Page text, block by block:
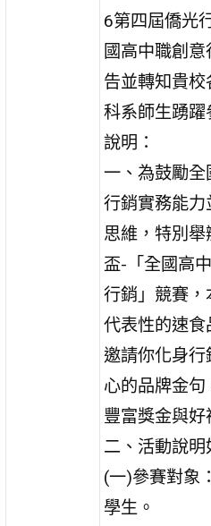
6第四屆僑光
國高中職創
告並轉知貴校
科系師生踴躍
說明：
一、為鼓勵
行銷實務能力
思維，特別
盃-「全國高
行銷」競賽
代表性的速食
邀請你化身
心的品牌金句
豐富獎金與好
二、活動說明
(一)參賽對象
學生。